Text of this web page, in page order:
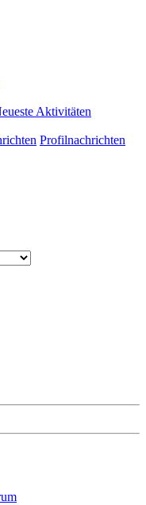
Aktivitäten
Profilnachrichten